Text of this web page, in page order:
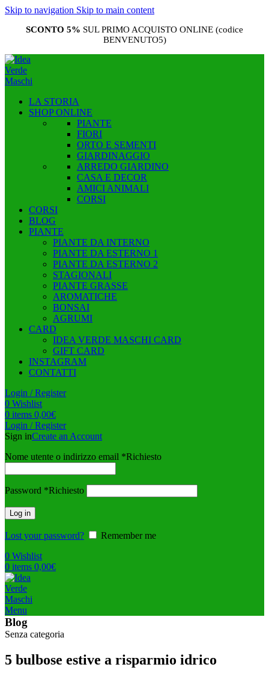
Skip to navigation Skip to main content
SCONTO 5% SUL PRIMO ACQUISTO ONLINE (codice
BENVENUTO5)
LA STORIA
SHOP ONLINE
PIANTE
FIORI
ORTO E SEMENTI
GIARDINAGGIO
ARREDO GIARDINO
CASA E DECOR
AMICI ANIMALI
CORSI
CORSI
BLOG
PIANTE
PIANTE DA INTERNO
PIANTE DA ESTERNO 1
PIANTE DA ESTERNO 2
STAGIONALI
PIANTE GRASSE
AROMATICHE
BONSAI
AGRUMI
CARD
IDEA VERDE MASCHI CARD
GIFT CARD
INSTAGRAM
CONTATTI
Login / Register
0 Wishlist
0 items 0,00€
Login / Register
Sign inCreate an Account
Nome utente o indirizzo email *Richiesto
Password *Richiesto
Log in
Lost your password?
Remember me
0 Wishlist
0 items 0,00€
Menu
Blog
Senza categoria
5 bulbose estive a risparmio idrico